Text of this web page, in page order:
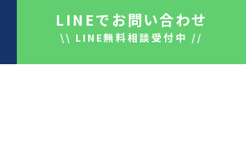
LINEでお問い合わせ
\\ LINE無料相談受付中 //